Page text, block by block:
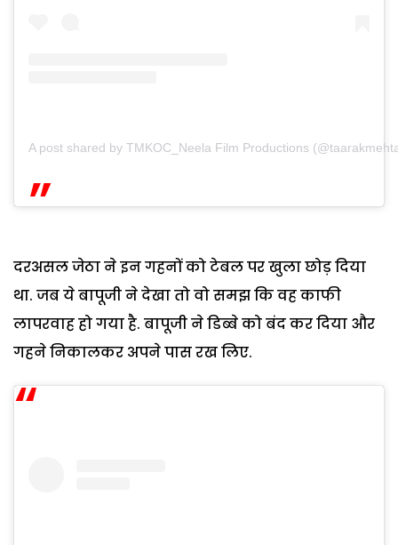
A post shared by TMKOC_Neela Film Productions
दरअसल जेठा ने इन गहनों को टेबल पर खुला छोड़ दिया
था. जब ये बापूजी ने देखा तो वो समझ कि वह काफी
लापरवाह हो गया है. बापूजी ने डिब्बे को बंद कर दिया और
गहने निकालकर अपने पास रख लिए.